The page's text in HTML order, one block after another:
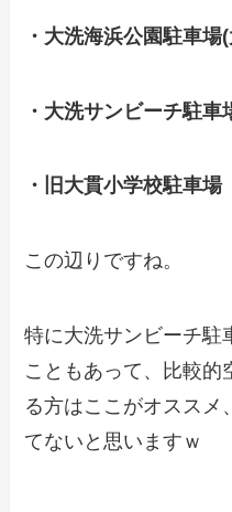
・大洗海浜公園駐車
・大洗サンビーチ駐車
・旧大貫小学校駐車場
この辺りですね。
特に大洗サンビーチ駐
こともあって、比較的
る方はここがオススメ
てないと思いますｗ